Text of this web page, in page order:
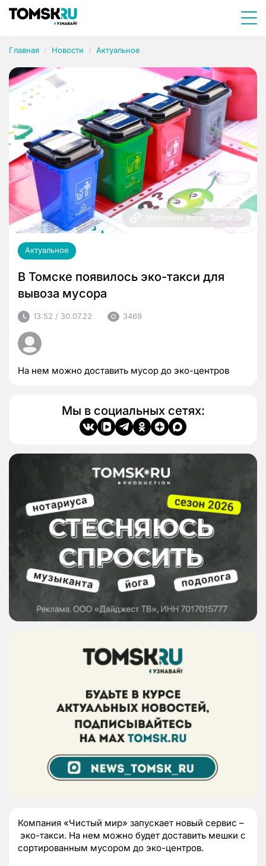
Главная Новости Актуальное
Источник фото: Tomsk.ru
Актуальное
В Томске появилось эко-такси для
вывоза мусора
13:52 / 30.07.22 3469
На нем можно доставить мусор до эко-центров
Мы в социальных сетях:
Компания «Чистый мир» запускает новый сервис –
эко-такси. На нем можно будет доставить мешки с
сортированным мусором до эко-центров.